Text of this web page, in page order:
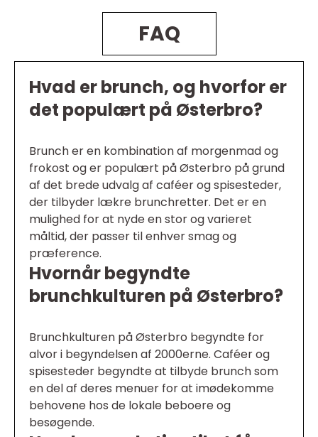
FAQ
Hvad er brunch, og hvorfor er
det populært på Østerbro?
Brunch er en kombination af morgenmad og
frokost og er populært på Østerbro på grund
af det brede udvalg af caféer og spisesteder,
der tilbyder lækre brunchretter. Det er en
mulighed for at nyde en stor og varieret
måltid, der passer til enhver smag og
præference.
Hvornår begyndte
brunchkulturen på Østerbro?
Brunchkulturen på Østerbro begyndte for
alvor i begyndelsen af 2000erne. Caféer og
spisesteder begyndte at tilbyde brunch som
en del af deres menuer for at imødekomme
behovene hos de lokale beboere og
besøgende.